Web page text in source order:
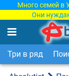
Много семей в
Они
Три в ряд